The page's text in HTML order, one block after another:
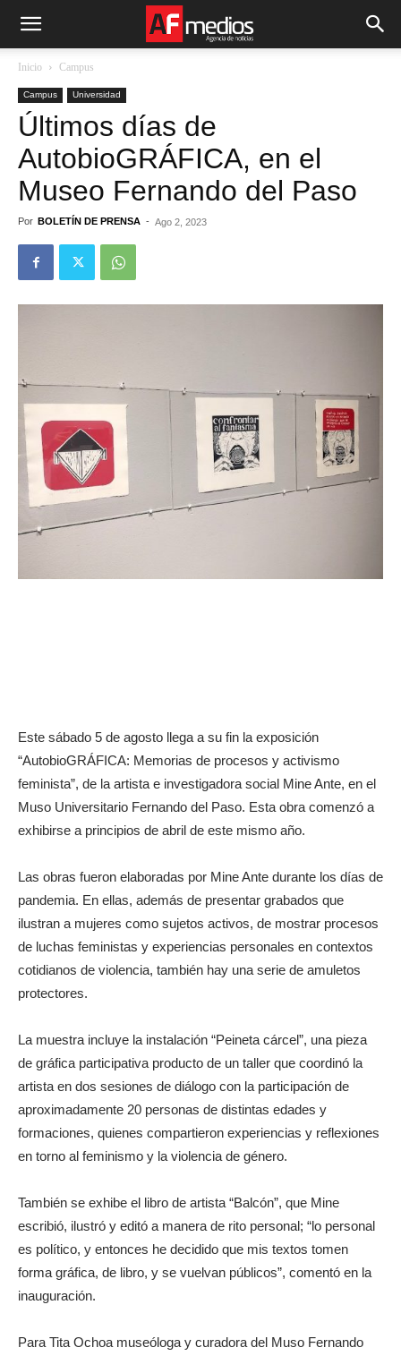
Inicio Campus
Campus Universidad
Últimos días de
AutobioGRÁFICA, en el
Museo Fernando del Paso
Por BOLETÍN DE PRENSA - Ago 2, 2023
Este sábado 5 de agosto llega a su fin la exposición
“AutobioGRÁFICA: Memorias de procesos y activismo
feminista”, de la artista e investigadora social Mine Ante, en el
Muso Universitario Fernando del Paso. Esta obra comenzó a
exhibirse a principios de abril de este mismo año.
Las obras fueron elaboradas por Mine Ante durante los días de
pandemia. En ellas, además de presentar grabados que
ilustran a mujeres como sujetos activos, de mostrar procesos
de luchas feministas y experiencias personales en contextos
cotidianos de violencia, también hay una serie de amuletos
protectores.
La muestra incluye la instalación “Peineta cárcel”, una pieza
de gráfica participativa producto de un taller que coordinó la
artista en dos sesiones de diálogo con la participación de
aproximadamente 20 personas de distintas edades y
formaciones, quienes compartieron experiencias y reflexiones
en torno al feminismo y la violencia de género.
También se exhibe el libro de artista “Balcón”, que Mine
escribió, ilustró y editó a manera de rito personal; “lo personal
es político, y entonces he decidido que mis textos tomen
forma gráfica, de libro, y se vuelvan públicos”, comentó en la
inauguración.
Para Tita Ochoa museóloga y curadora del Muso Fernando